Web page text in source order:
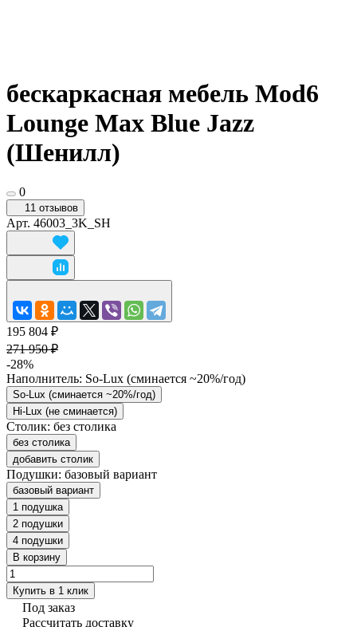
бескаркасная мебель Mod6
Lounge Max Blue Jazz
(Шенилл)
0
11 отзывов
Арт. 46003_3K_SH
195 804 ₽
271 950 ₽
-28%
Наполнитель: So-Lux (cминается ~20%/год)
So-Lux (cминается ~20%/год)
Hi-Lux (не сминается)
Столик: без столика
без столика
добавить столик
Подушки: базовый вариант
базовый вариант
1 подушка
2 подушки
4 подушки
В корзину
Купить в 1 клик
Под заказ
Рассчитать доставку